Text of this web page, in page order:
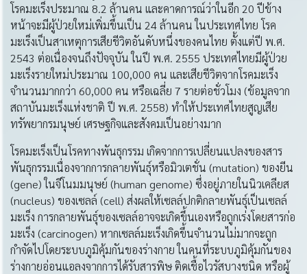
โรคมะเร็งประมาณ 8.2 ล้านคน และคาดการณ์ว่าในอีก 20 ปีข้าง
หน้าจะมีผู้ป่วยใหม่เพิ่มขึ้นเป็น 24 ล้านคน ในประเทศไทย โรค
มะเร็งเป็นสาเหตุการเสียชีวิตอันดับหนึ่งของคนไทย ตั้งแต่ปี พ.ศ.
2543 ต่อเนื่องจนถึงปัจจุบัน ในปี พ.ศ. 2555 ประเทศไทยมีผู้ป่วย
มะเร็งรายใหม่ประมาณ 100,000 คน และเสียชีวิตจากโรคมะเร็ง
จำนวนมากกว่า 60,000 คน หรือเฉลี่ย 7 รายต่อชั่วโมง (ข้อมูลจาก
สถาบันมะเร็งแห่งชาติ ปี พ.ศ. 2558) ทำให้ประเทศไทยสูญเสีย
ทรัพยากรมนุษย์ เศรษฐกิจและสังคมเป็นอย่างมาก
โรคมะเร็งเป็นโรคทางพันธุกรรม เกิดจากการเปลี่ยนแปลงของสาร
พันธุกรรมเนื่องจากการกลายพันธุ์หรือมิวเตชั่น (mutation) ของยีน
(gene) ในจีโนมมนุษย์ (human genome) ซึ่งอยู่ภายในนิวเคลียส
(nucleus) ของเซลล์ (cell) ส่งผลให้เซลล์ปกติกลายพันธุ์เป็นเซลล์
มะเร็ง การกลายพันธุ์ของเซลล์อาจจะเกิดขึ้นเองหรือถูกเร่งโดยสารก่อ
มะเร็ง (carcinogen) หากเซลล์มะเร็งเกิดขึ้นจำนวนไม่มากจะถูก
กำจัดไปโดยระบบภูมิคุ้มกันของร่างกาย ในคนที่ระบบภูมิคุ้มกันของ
ร่างกายอ่อนแอลงจากการได้รับสารพิษ ติดเชื้อไวรัสบางชนิด หรือผู้